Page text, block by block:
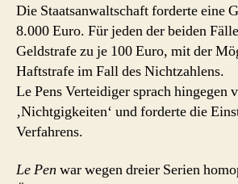
Die Staatsanwaltschaft forderte eine
8.000 Euro. Für jeden der beiden
Geldstrafe zu je 100 Euro, mit der
Haftstrafe im Fall des Nichtzahlens.
Le Pens Verteidiger sprach hingegen
‚Nichtgigkeiten‘ und forderte die
Verfahrens.
Le Pen war wegen dreier Serien